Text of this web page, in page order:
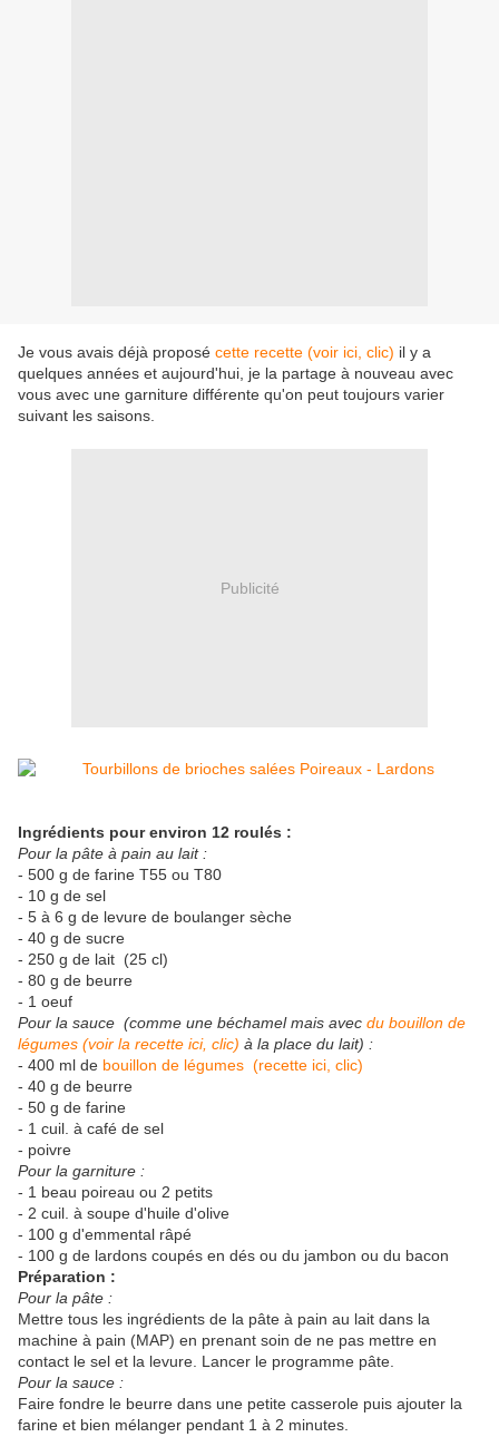
Je vous avais déjà proposé cette recette (voir ici, clic) il y a
quelques années et aujourd'hui, je la partage à nouveau avec
vous avec une garniture différente qu'on peut toujours varier
suivant les saisons.
Publicité
Ingrédients pour environ 12 roulés :
Pour la pâte à pain au lait :
- 500 g de farine T55 ou T80
- 10 g de sel
- 5 à 6 g de levure de boulanger sèche
- 40 g de sucre
- 250 g de lait (25 cl)
- 80 g de beurre
- 1 oeuf
Pour la sauce (comme une béchamel mais avec du bouillon de
légumes (voir la recette ici, clic) à la place du lait) :
- 400 ml de bouillon de légumes (recette ici, clic)
- 40 g de beurre
- 50 g de farine
- 1 cuil. à café de sel
- poivre
Pour la garniture :
- 1 beau poireau ou 2 petits
- 2 cuil. à soupe d'huile d'olive
- 100 g d'emmental râpé
- 100 g de lardons coupés en dés ou du jambon ou du bacon
Préparation :
Pour la pâte :
Mettre tous les ingrédients de la pâte à pain au lait dans la
machine à pain (MAP) en prenant soin de ne pas mettre en
contact le sel et la levure. Lancer le programme pâte.
Pour la sauce :
Faire fondre le beurre dans une petite casserole puis ajouter la
farine et bien mélanger pendant 1 à 2 minutes.